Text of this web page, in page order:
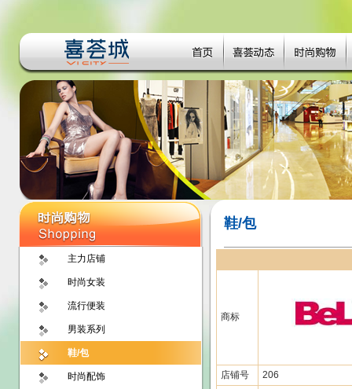
主力店铺
时尚女装
流行便装
男装系列
鞋/包
时尚配饰
鞋/包
商标
店铺号
206